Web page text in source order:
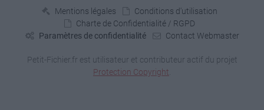
Mentions légales
Conditions d'utilisation
Charte de Confidentialité / RGPD
Paramètres de confidentialité
Contact Webmaster
Petit-Fichier.fr est utilisateur et contributeur actif du projet
Protection Copyright